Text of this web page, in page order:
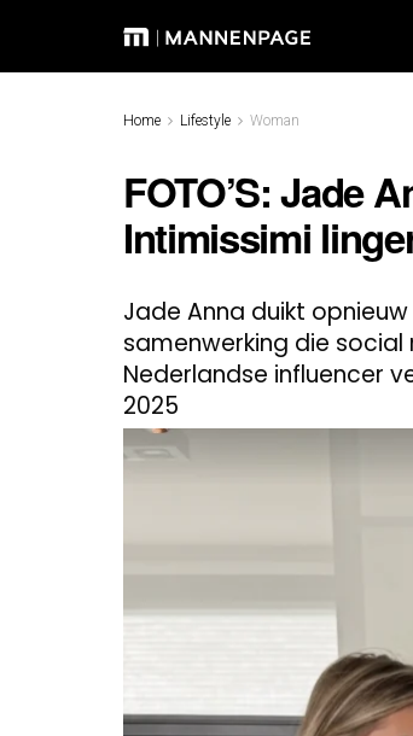
Home Lifestyle Woman
FOTO’S: Jade
Intimissimi
Jade Anna duikt
samenwerking die
Nederlandse influencer
2025